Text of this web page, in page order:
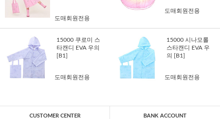
도매회원전용
도매회원전용
15000 쿠로미 스
타캔디 EVA 우의
[B1]
도매회원전용
15000 시나모롤
스타캔디 EVA 우
의 [B1]
도매회원전용
CUSTOMER CENTER BANK ACCOUNT